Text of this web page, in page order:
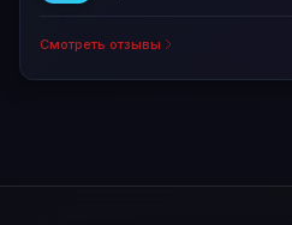
Смотреть отзывы